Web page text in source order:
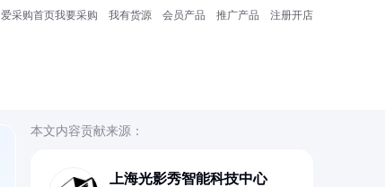
爱采购首页我要采购 我有货源 会员产品 推广产品 注册开店
本文内容贡献来源：
上海光影秀智能科技中心